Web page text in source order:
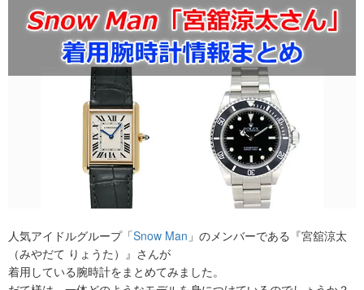
人気アイドルグループ「Snow Man 」のメンバーである『宮舘涼太
（みやだて りょうた）』さんが
着用している腕時計をまとめてみました。